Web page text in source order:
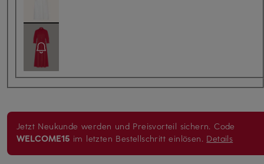
Jetzt Neukunde werden und Preisvorteil sichern. Code
WELCOME15 im letzten Bestellschritt einlösen. Details